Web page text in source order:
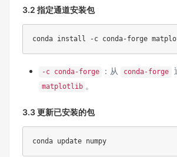
3.2 指定通道安装包
conda install -c conda-forge
-c conda-forge ：从 conda-forge
matplotlib 。
3.3 更新已安装的包
conda update numpy